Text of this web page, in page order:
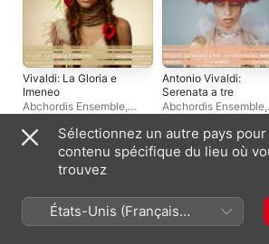
Vivaldi: La Gloria e
Imeneo
Abchordis Ensemble,
Antonio Vivaldi:
Serenata a tre
Abchordis Ensemble,
Singles et EP
Sélectionnez un autre pays
contenu spécifique du lieu où
trouvez
États-Unis (Français
France)